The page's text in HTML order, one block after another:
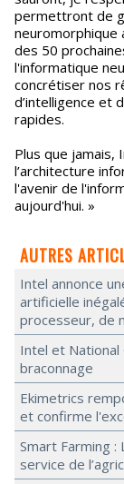
permettront de
neuromorphique
des 50
l'informatique
concrétiser nos
d’intelligence et
rapides.
Plus que jamais,
l’architecture
l'avenir de
aujourd'hui. »
AUTRES
Intel annonce
artificielle
processeur, de
Intel et National
braconnage
Ekimetrics
et confirme
Smart Farming :
service de